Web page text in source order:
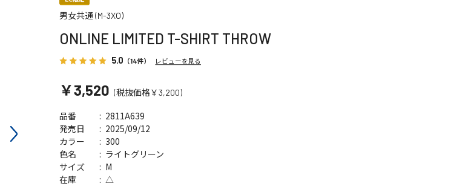
シングシャツ・タイツ
ベスト
品・スペアパーツ
ミニハードル・ハードル
男女共通 (M-3XO)
ONLINE LIMITED T-SHIRT THROW
5.0 （14件） レビューを見る
￥3,520 (税抜価格￥3,200)
品番 2811A639
発売日 2025/09/12
サイズ M
カラー 300
在庫 △
色名 ライトグリーン